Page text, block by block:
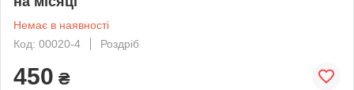
Немає в наявності
Код: 00020-4
Роздріб
450 ₴